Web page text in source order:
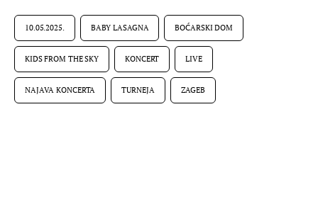
10.05.2025. BABY LASAGNA BOĆARSKI DOM
KIDS FROM THE SKY KONCERT LIVE
NAJAVA KONCERTA TURNEJA ZAGEB